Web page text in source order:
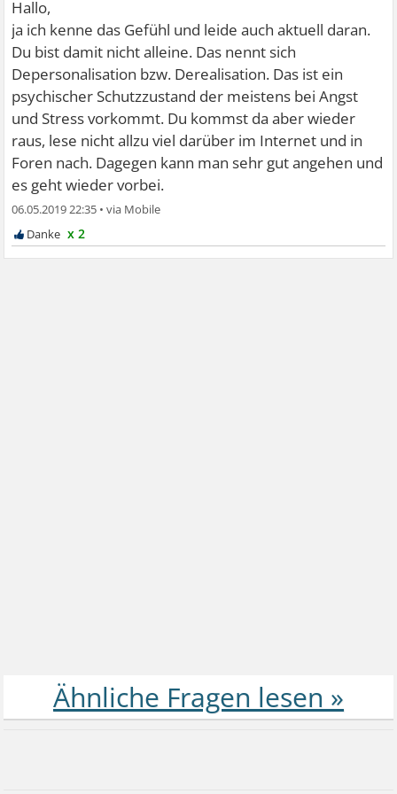
Hallo,
ja ich kenne das Gefühl und leide auch aktuell daran.
Du bist damit nicht alleine. Das nennt sich
Depersonalisation bzw. Derealisation. Das ist ein
psychischer Schutzzustand der meistens bei Angst
und Stress vorkommt. Du kommst da aber wieder
raus, lese nicht allzu viel darüber im Internet und in
Foren nach. Dagegen kann man sehr gut angehen und
es geht wieder vorbei.
06.05.2019 22:35 •
x 2